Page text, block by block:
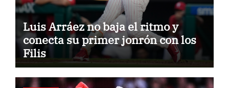
Luis Arráez no baja el ritmo y
conecta su primer jonrón con los
Filis